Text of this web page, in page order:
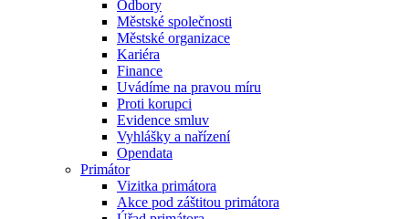
Odbory
Městské společnosti
Městské organizace
Kariéra
Finance
Uvádíme na pravou míru
Proti korupci
Evidence smluv
Vyhlášky a nařízení
Opendata
Primátor
Vizitka primátora
Akce pod záštitou primátora